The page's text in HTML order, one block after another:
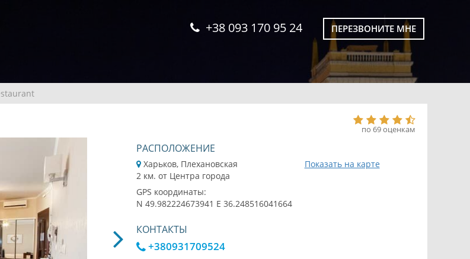
+38 093 170 95 24 ПЕРЕЗВОНИТЕ МНЕ
по 69 оценкам
РАСПОЛОЖЕНИЕ
Харьков, Плехановская
Показать на карте
2 км. от Центра города
GPS координаты:
N 49.982224673941 E 36.248516041664
КОНТАКТЫ
+380931709524